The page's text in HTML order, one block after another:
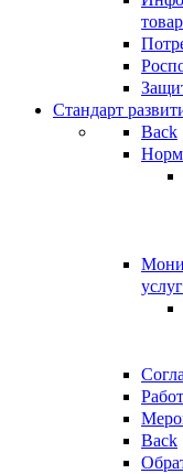
Стандарт
Back
услуг
Back